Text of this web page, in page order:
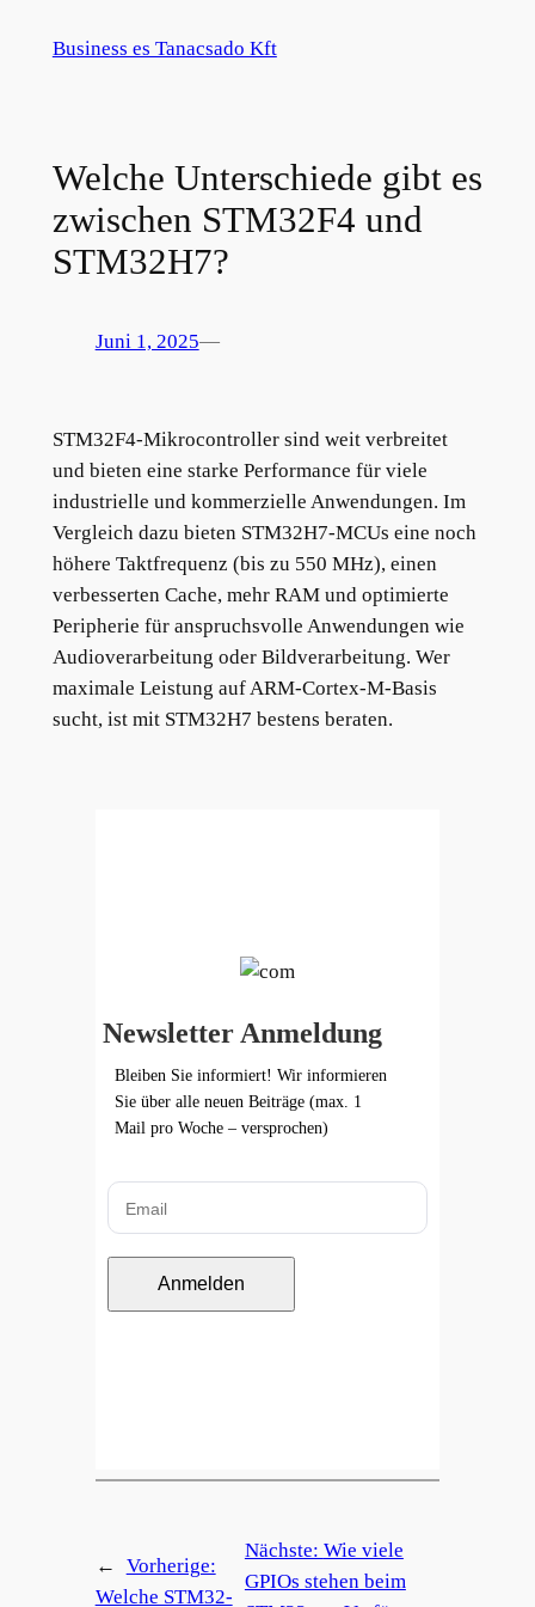
InhaltBusiness es Tanacsado Kft
Welche Unterschiede gibt es
zwischen STM32F4 und
STM32H7?
Juni 1, 2025—
STM32F4-Mikrocontroller sind weit verbreitet
und bieten eine starke Performance für viele
industrielle und kommerzielle Anwendungen. Im
Vergleich dazu bieten STM32H7-MCUs eine noch
höhere Taktfrequenz (bis zu 550 MHz), einen
verbesserten Cache, mehr RAM und optimierte
Peripherie für anspruchsvolle Anwendungen wie
Audioverarbeitung oder Bildverarbeitung. Wer
maximale Leistung auf ARM-Cortex-M-Basis
sucht, ist mit STM32H7 bestens beraten.
Newsletter Anmeldung
Bleiben Sie informiert! Wir informieren
Sie über alle neuen Beiträge (max. 1
Mail pro Woche – versprochen)
Anmelden
←
Vorherige:
Welche STM32-
Nächste: Wie viele
GPIOs stehen beim